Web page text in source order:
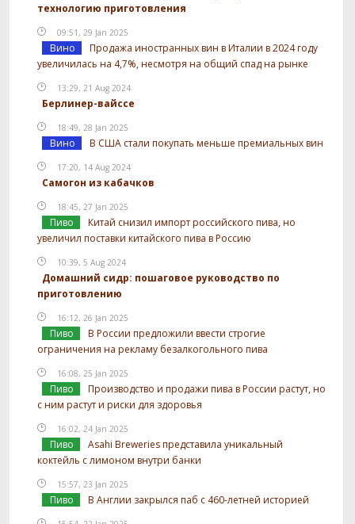
технологию приготовления
09:51, 29 Jan 2025
Вино
Продажа иностранных вин в Италии в 2024 году
увеличилась на 4,7%, несмотря на общий спад на рынке
13:29, 21 Aug 2024
Берлинер-вайссе
18:49, 28 Jan 2025
Вино В США стали покупать меньше премиальных вин
17:20, 14 Aug 2024
Самогон из кабачков
18:45, 27 Jan 2025
Пиво
Китай снизил импорт российского пива, но
увеличил поставки китайского пива в Россию
10:39, 5 Aug 2024
Домашний сидр: пошаговое руководство по
приготовлению
16:12, 26 Jan 2025
Пиво
В России предложили ввести строгие
ограничения на рекламу безалкогольного пива
16:08, 25 Jan 2025
Пиво
Производство и продажи пива в России растут, но
с ним растут и риски для здоровья
16:02, 24 Jan 2025
Пиво
Asahi Breweries представила уникальный
коктейль с лимоном внутри банки
15:57, 23 Jan 2025
Пиво В Англии закрылся паб с 460-летней историей